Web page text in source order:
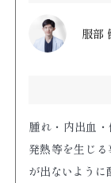
服部
腫れ・内出血
発熱等を生じ
が出ないように